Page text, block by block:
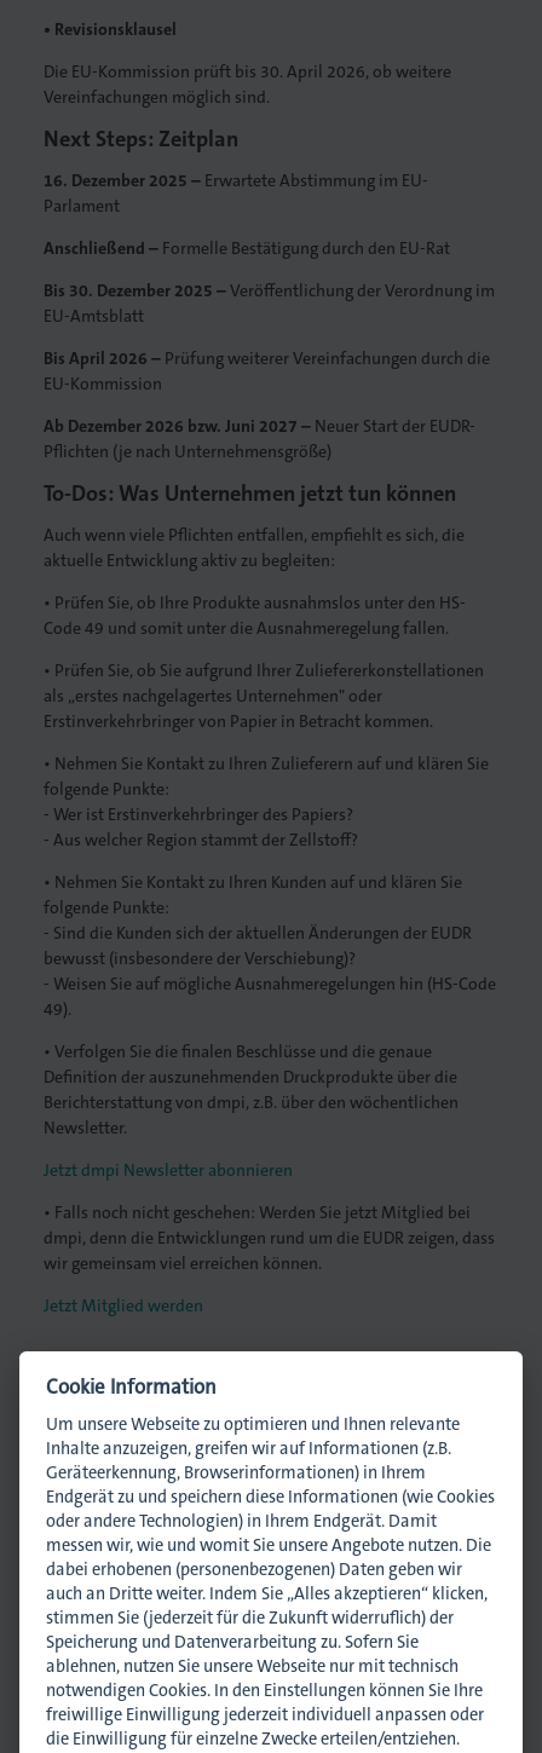
• Revisionsklausel
Die EU-Kommission prüft bis 30. April 2026, ob weitere
Vereinfachungen möglich sind.
Next Steps: Zeitplan
16. Dezember 2025 – Erwartete Abstimmung im EU-
Parlament
Anschließend – Formelle Bestätigung durch den EU-Rat
Bis 30. Dezember 2025 –Veröffentlichung der Verordnung im
EU-Amtsblatt
Bis April 2026 – Prüfung weiterer Vereinfachungen durch die
EU-Kommission
Ab Dezember 2026 bzw. Juni 2027 – Neuer Start der EUDR-
Pflichten (je nach Unternehmensgröße)
To-Dos: Was Unternehmen jetzt tun können
Auch wenn viele Pflichten entfallen, empfiehlt es sich, die
aktuelle Entwicklung aktiv zu begleiten:
• Prüfen Sie, ob Ihre Produkte ausnahmslos unter den HS-
Code 49 und somit unter die Ausnahmeregelung fallen.
• Prüfen Sie, ob Sie aufgrund Ihrer Zuliefererkonstellationen
als „erstes nachgelagertes Unternehmen" oder
Erstinverkehrbringer von Papier in Betracht kommen.
• Nehmen Sie Kontakt zu Ihren Zulieferern auf und klären Sie
folgende Punkte:
- Wer ist Erstinverkehrbringer des Papiers?
- Aus welcher Region stammt der Zellstoff?
• Nehmen Sie Kontakt zu Ihren Kunden auf und klären Sie
folgende Punkte:
- Sind die Kunden sich der aktuellen Änderungen der EUDR
bewusst (insbesondere der Verschiebung)?
- Weisen Sie auf mögliche Ausnahmeregelungen hin (HS-Code
49).
• Verfolgen Sie die finalen Beschlüsse und die genaue
Definition der auszunehmenden Druckprodukte über die
Berichterstattung von dmpi, z.B. über den wöchentlichen
Newsletter.
Jetzt dmpi Newsletter abonnieren
• Falls noch nicht geschehen: Werden Sie jetzt Mitglied bei
dmpi, denn die Entwicklungen rund um die EUDR zeigen, dass
wir gemeinsam viel erreichen können.
Jetzt Mitglied werden
Ansprechpartner
Dr. Alexander Lägeler
Geschäftsführer
a.laegeler@dmpi-bw.de
0711 45044-11
0170 2212122
Cookie Information
Um unsere Webseite zu optimieren und Ihnen relevante
Inhalte anzuzeigen, greifen wir auf Informationen (z.B.
Geräteerkennung, Browserinformationen) in Ihrem
Endgerät zu und speichern diese Informationen (wie Cookies
oder andere Technologien) in Ihrem Endgerät. Damit
messen wir, wie und womit Sie unsere Angebote nutzen. Die
dabei erhobenen (personenbezogenen) Daten geben wir
auch an Dritte weiter. Indem Sie „Alles akzeptieren“ klicken,
stimmen Sie (jederzeit für die Zukunft widerruflich) der
Speicherung und Datenverarbeitung zu. Sofern Sie
ablehnen, nutzen Sie unsere Webseite nur mit technisch
notwendigen Cookies. In den Einstellungen können Sie Ihre
freiwillige Einwilligung jederzeit individuell anpassen oder
die Einwilligung für einzelne Zwecke erteilen/entziehen.